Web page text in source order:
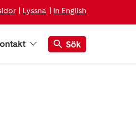
Lyssna In English
Sök